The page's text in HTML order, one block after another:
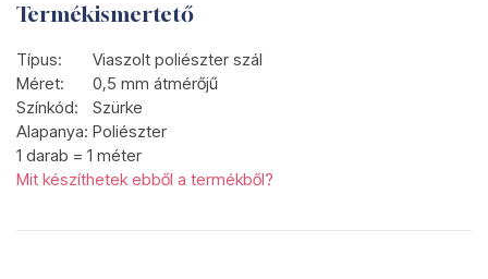
Termékismertető
Típus:
Viaszolt poliészter szál
Méret:
0,5 mm átmérőjű
Színkód:
Szürke
Alapanya: Poliészter
1 darab = 1 méter
Mit készíthetek ebből a termékből?